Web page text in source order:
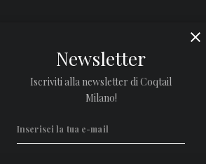
Newsletter
Iscriviti alla newsletter di Coqtail
Milano!